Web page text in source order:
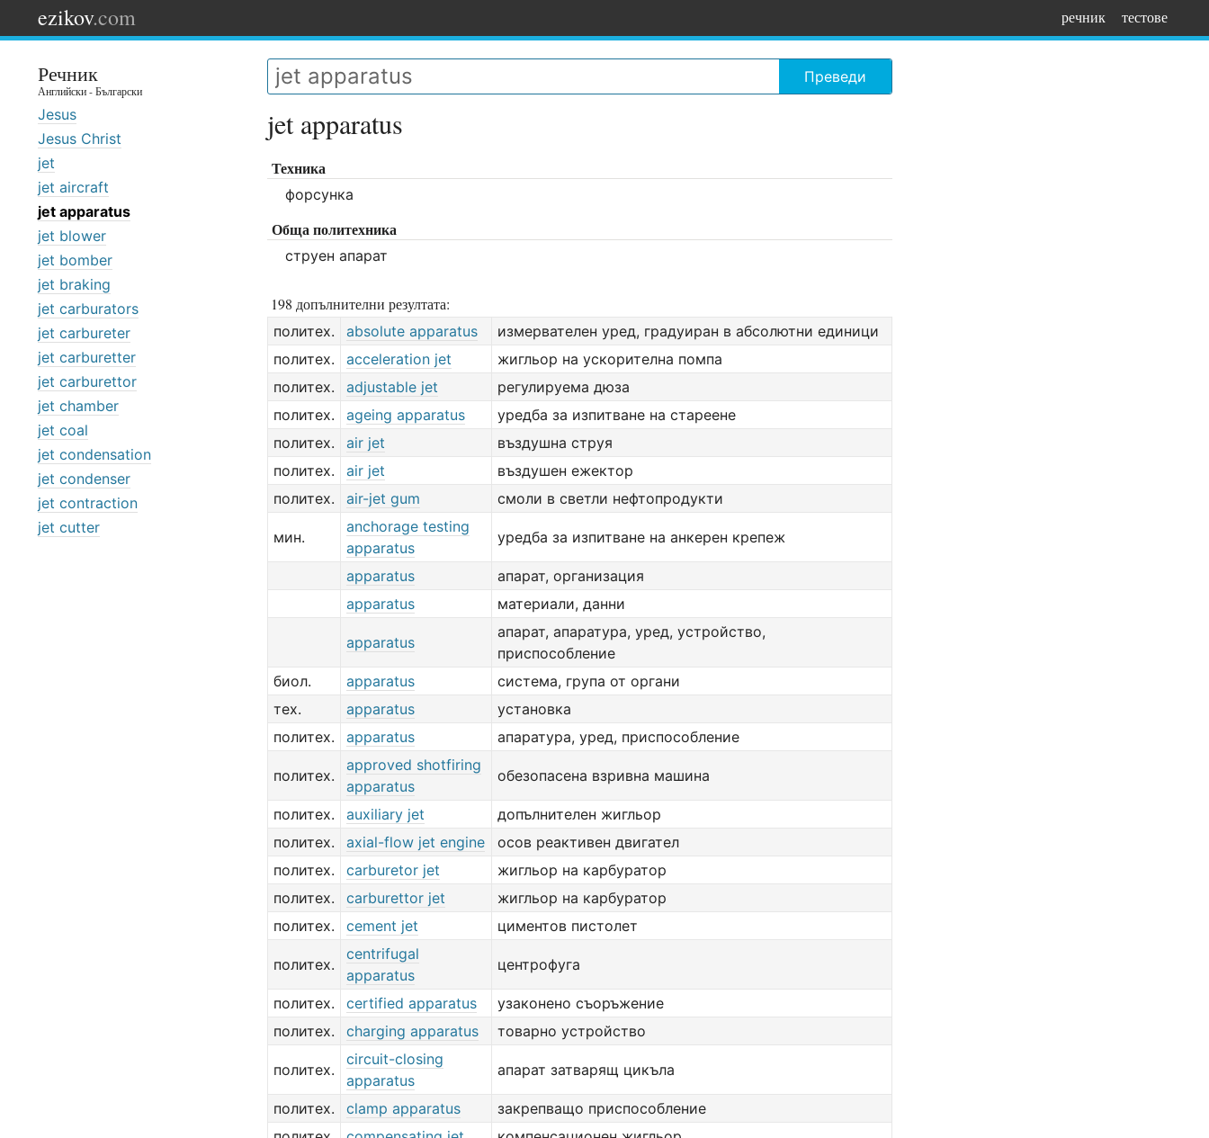
ezikov.com речник тестове
Речник
Английски - Български
Jesus
Jesus Christ
jet
jet aircraft
jet apparatus
jet blower
jet bomber
jet braking
jet carburators
jet carbureter
jet carburetter
jet carburettor
jet chamber
jet coal
jet condensation
jet condenser
jet contraction
jet cutter
Преведи
jet apparatus
Техника
форсунка
Обща политехника
струен апарат
198 допълнителни резултата:
политех. absolute apparatus
измервателен уред, градуиран в абсолютни единици
политех.
acceleration jet
жигльор на ускорителна помпа
политех.
adjustable jet
регулируема дюза
политех.
ageing apparatus
уредба за изпитване на стареене
политех.
air jet
въздушна струя
политех.
air jet
въздушен ежектор
политех.
air-jet gum смоли в светли нефтопродукти
мин.
anchorage testing
apparatus
уредба за изпитване на анкерен крепеж
apparatus
апарат, организация
apparatus
материали, данни
apparatus
апарат, апаратура, уред, устройство,
приспособление
биол.
apparatus
система, група от органи
тех.
apparatus
установка
политех.
apparatus апаратура, уред, приспособление
политех.
approved shotfiring
apparatus
обезопасена взривна машина
политех. auxiliary jet
допълнителен жигльор
политех.
axial-flow jet engine
осов реактивен двигател
политех.
carburetor jet
жигльор на карбуратор
политех.
carburettor jet
жигльор на карбуратор
политех.
cement jet циментов пистолет
политех.
centrifugal
apparatus
центрофуга
политех. certified apparatus
узаконено съоръжение
политех.
charging apparatus товарно устройство
политех.
circuit-closing
apparatus
апарат затварящ цикъла
политех. clamp apparatus
закрепващо приспособление